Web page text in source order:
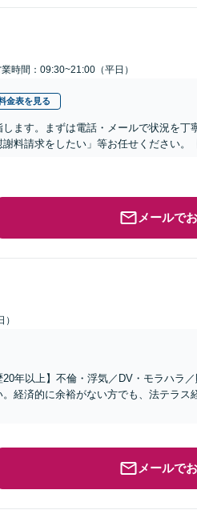
時間：09:30~21:00（平日）
金表を見る
ます。まずは電話・メールで状況を
料請求をしたい」等お任せください。
メールで
年以上】不倫・浮気／DV・モラハラ
経済的に余裕がない方でも、法テラス
メールで